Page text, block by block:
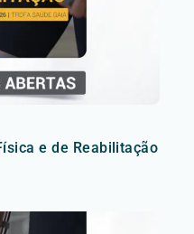
e de Reabilitação